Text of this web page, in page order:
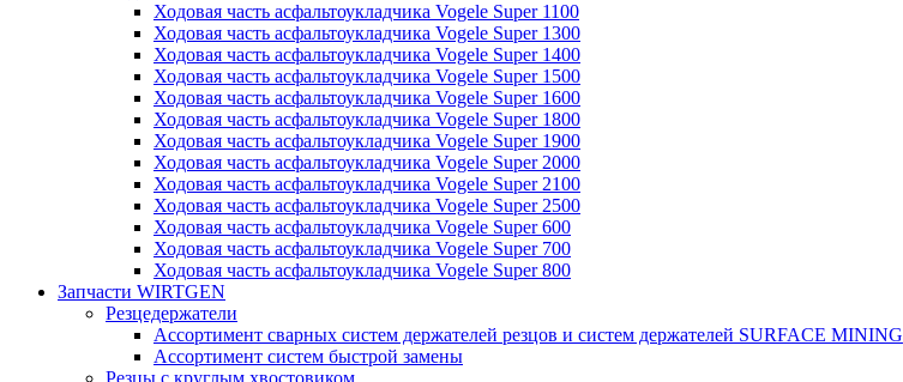
Ходовая часть асфальтоукладчика Vogele Super 1100
Ходовая часть асфальтоукладчика Vogele Super 1300
Ходовая часть асфальтоукладчика Vogele Super 1400
Ходовая часть асфальтоукладчика Vogele Super 1500
Ходовая часть асфальтоукладчика Vogele Super 1600
Ходовая часть асфальтоукладчика Vogele Super 1800
Ходовая часть асфальтоукладчика Vogele Super 1900
Ходовая часть асфальтоукладчика Vogele Super 2000
Ходовая часть асфальтоукладчика Vogele Super 2100
Ходовая часть асфальтоукладчика Vogele Super 2500
Ходовая часть асфальтоукладчика Vogele Super 600
Ходовая часть асфальтоукладчика Vogele Super 700
Ходовая часть асфальтоукладчика Vogele Super 800
Запчасти WIRTGEN
Резцедержатели
Ассортимент сварных систем держателей резцов и систем держателей SURFACE MINING
Ассортимент систем быстрой замены
Резцы с круглым хвостовиком